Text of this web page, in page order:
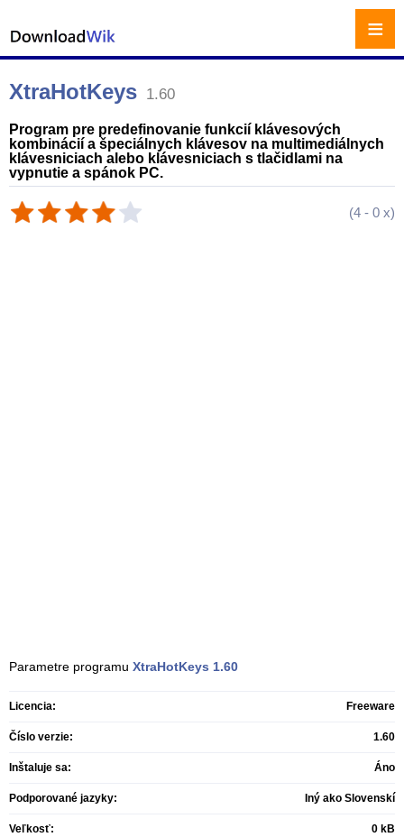
XtraHotKeys 1.60
Program pre predefinovanie funkcií klávesových
kombinácií a špeciálnych klávesov na multimediálnych
klávesniciach alebo klávesniciach s tlačidlami na
vypnutie a spánok PC.
(4 - 0 x)
Parametre programu XtraHotKeys 1.60
Licencia: Freeware
Číslo verzie: 1.60
Inštaluje sa: Áno
Podporované jazyky: Iný ako Slovenskí
Veľkosť: 0 kB
≡